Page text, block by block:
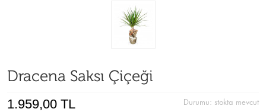
Dracena Saksı Çiçeği
Durumu: stokta mevcut
1.959,00 TL